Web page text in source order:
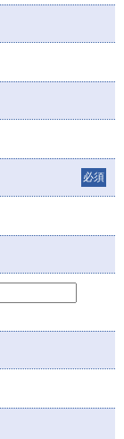
必須